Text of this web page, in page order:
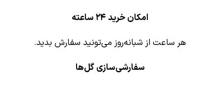
امکان خرید ۲۴ ساعته
هر ساعت از شبانه‌روز می‌تونید سفارش بدید.
سفارشی‌سازی گل‌ها